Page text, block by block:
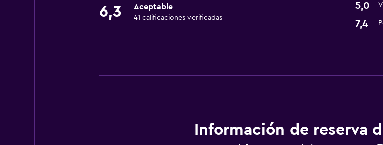
6,3 Aceptable
41 calificaciones verificadas
5,0
7,4
Información de reserva